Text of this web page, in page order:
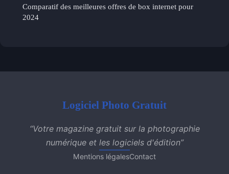
Comparatif des meilleures offres de box internet pour
2024
Logiciel Photo Gratuit
“Votre magazine gratuit sur la photographie
numérique et les logiciels d'édition”
Mentions légalesContact